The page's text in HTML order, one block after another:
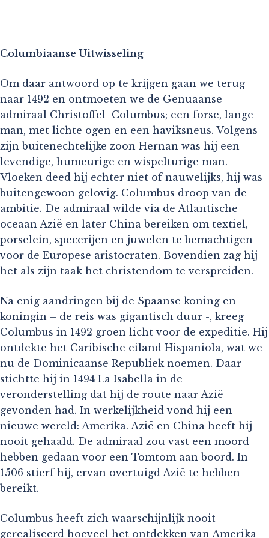
Columbiaanse Uitwisseling
Om daar antwoord op te krijgen gaan we terug
naar 1492 en ontmoeten we de Genuaanse
admiraal Christoffel Columbus; een forse, lange
man, met lichte ogen en een haviksneus. Volgens
zijn buitenechtelijke zoon Hernan was hij een
levendige, humeurige en wispelturige man.
Vloeken deed hij echter niet of nauwelijks, hij was
buitengewoon gelovig. Columbus droop van de
ambitie. De admiraal wilde via de Atlantische
oceaan Azië en later China bereiken om textiel,
porselein, specerijen en juwelen te bemachtigen
voor de Europese aristocraten. Bovendien zag hij
het als zijn taak het christendom te verspreiden.
Na enig aandringen bij de Spaanse koning en
koningin – de reis was gigantisch duur -, kreeg
Columbus in 1492 groen licht voor de expeditie. Hij
ontdekte het Caribische eiland Hispaniola, wat we
nu de Dominicaanse Republiek noemen. Daar
stichtte hij in 1494 La Isabella in de
veronderstelling dat hij de route naar Azië
gevonden had. In werkelijkheid vond hij een
nieuwe wereld: Amerika. Azië en China heeft hij
nooit gehaald. De admiraal zou vast een moord
hebben gedaan voor een Tomtom aan boord. In
1506 stierf hij, ervan overtuigd Azië te hebben
bereikt.
Columbus heeft zich waarschijnlijk nooit
gerealiseerd hoeveel het ontdekken van Amerika